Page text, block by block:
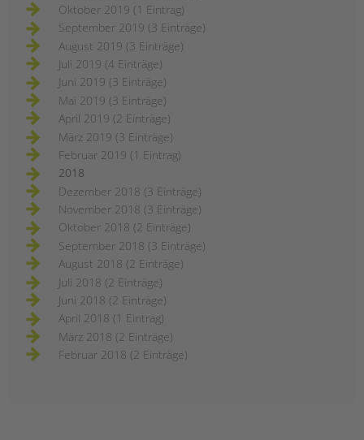
Oktober 2019 (1 Eintrag)
September 2019 (3 Einträge)
August 2019 (3 Einträge)
Juli 2019 (4 Einträge)
Juni 2019 (3 Einträge)
Mai 2019 (3 Einträge)
April 2019 (2 Einträge)
März 2019 (3 Einträge)
Februar 2019 (1 Eintrag)
2018
Dezember 2018 (3 Einträge)
November 2018 (3 Einträge)
Oktober 2018 (2 Einträge)
September 2018 (3 Einträge)
August 2018 (2 Einträge)
Juli 2018 (2 Einträge)
Juni 2018 (2 Einträge)
April 2018 (1 Eintrag)
März 2018 (2 Einträge)
Februar 2018 (2 Einträge)